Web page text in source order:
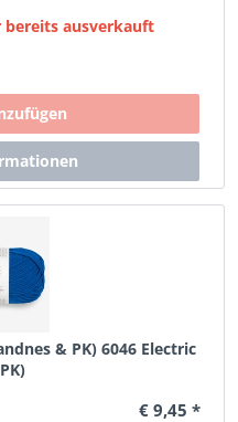
ausverkauft
& PK) 6046 Electric
€ 9,45 *